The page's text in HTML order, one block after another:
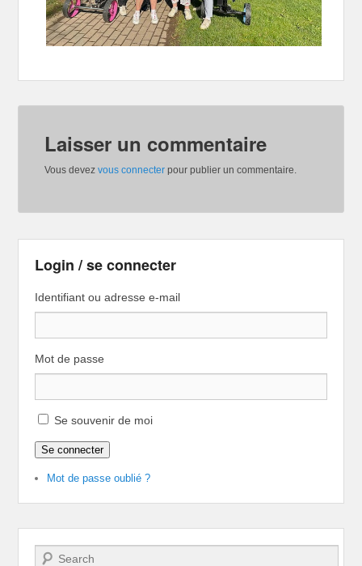
Laisser un commentaire
Vous devezvous connecter pour publier un commentaire.
Login / se connecter
Identifiant ou adresse e-mail
Mot de passe
Se souvenir de moi
Se connecter
Mot de passe oublié ?
Recherche